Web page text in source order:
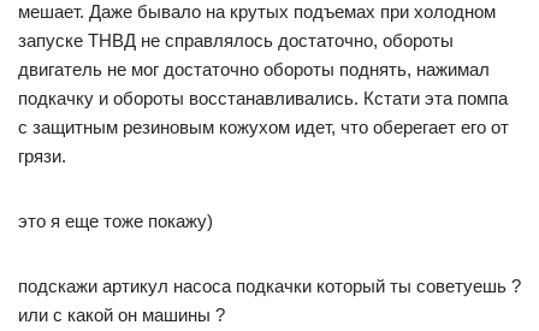
мешает. Даже бывало на крутых подъемах при холодном
запуске ТНВД не справлялось достаточно, обороты
двигатель не мог достаточно обороты поднять, нажимал
подкачку и обороты восстанавливались. Кстати эта помпа
с защитным резиновым кожухом идет, что оберегает его от
грязи.
это я еще тоже покажу)
подскажи артикул насоса подкачки который ты советуешь ?
или с какой он машины ?